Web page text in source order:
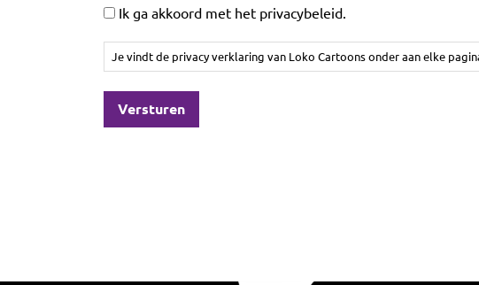
Ik ga akkoord met het privacybeleid.
Je vindt de privacy verklaring van Loko Cartoons onder aan elke